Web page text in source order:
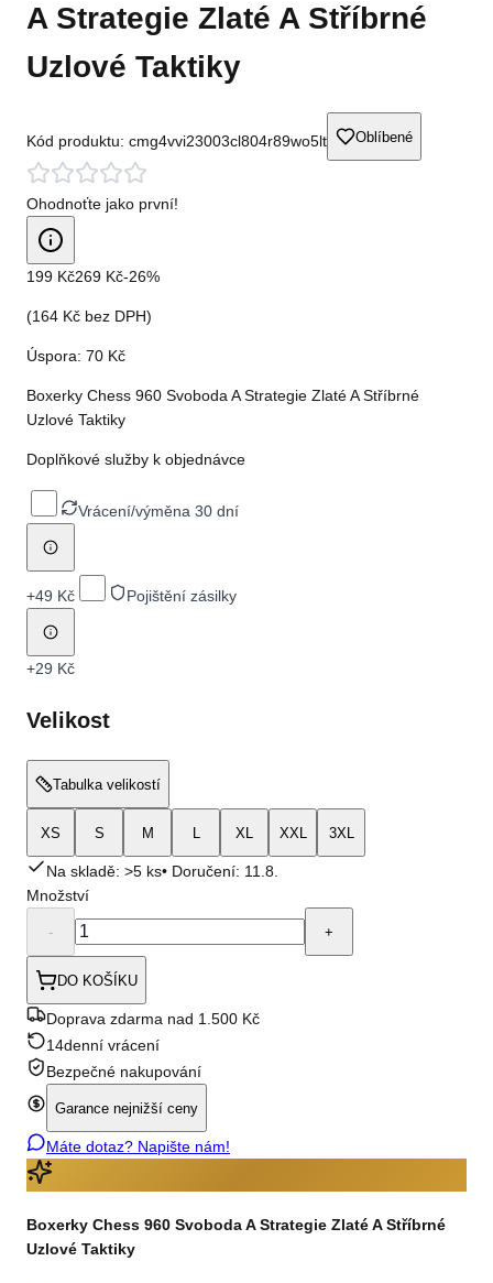
A Strategie Zlaté A Stříbrné
Uzlové Taktiky
Kód produktu: cmg4vvi23003cl804r89wo5lt Oblíbené
Ohodnoťte jako první!
199 Kč269 Kč-26%
(164 Kč bez DPH)
Úspora: 70 Kč
Boxerky Chess 960 Svoboda A Strategie Zlaté A Stříbrné
Uzlové Taktiky
Doplňkové služby k objednávce
Vrácení/výměna 30 dní
+49 Kč Pojištění zásilky
+29 Kč
Velikost
Tabulka velikostí
XS S M L XL XXL 3XL
Na skladě: >5 ks• Doručení: 11.8.
Množství
- +
DO KOŠÍKU
Doprava zdarma nad 1.500 Kč
14denní vrácení
Bezpečné nakupování
Garance nejnižší ceny
Máte dotaz? Napište nám!
Boxerky Chess 960 Svoboda A Strategie Zlaté A Stříbrné
Uzlové Taktiky